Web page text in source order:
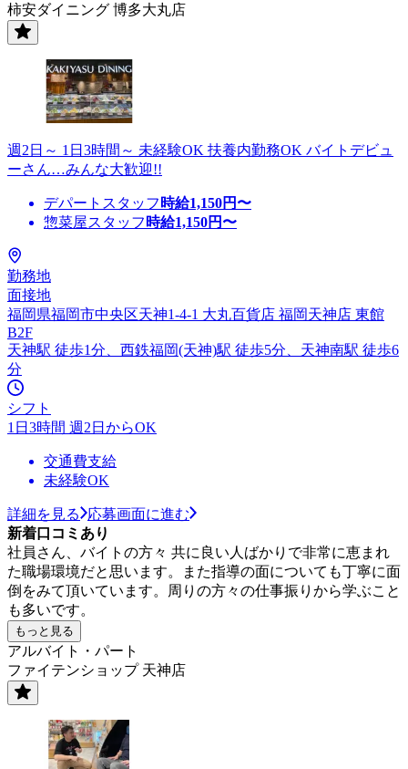
柿安ダイニング 博多大丸店
週2日～ 1日3時間～ 未経験OK 扶養内勤務OK バイトデビュ
ーさん…みんな大歓迎!!
デパートスタッフ 時給1,150円〜
惣菜屋スタッフ 時給1,150円〜
勤務地
面接地
福岡県福岡市中央区天神1-4-1 大丸百貨店 福岡天神店 東館
B2F
天神駅 徒歩1分、西鉄福岡(天神)駅 徒歩5分、天神南駅 徒歩6
分
シフト
1日3時間 週2日からOK
交通費支給
未経験OK
詳細を見る
応募画面に進む
新着口コミあり
社員さん、バイトの方々 共に良い人ばかりで非常に恵まれ
た職場環境だと思います。また指導の面についても丁寧に面
倒をみて頂いています。周りの方々の仕事振りから学ぶこと
も多いです。
もっと見る
アルバイト・パート
ファイテンショップ 天神店